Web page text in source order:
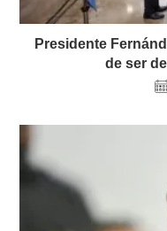
Presidente
de ser